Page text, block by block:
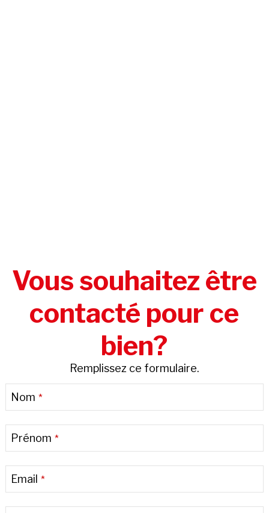
Vous souhaitez être
contacté pour ce
bien?
Remplissez ce formulaire.
Nom *
Prénom *
Email *